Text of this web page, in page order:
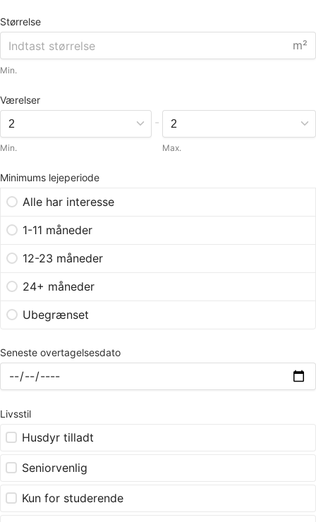
Størrelse
m²
Min.
Værelser
Min.
-
Max.
Minimums lejeperiode
Alle har interesse
1-11 måneder
12-23 måneder
24+ måneder
Ubegrænset
Seneste overtagelsesdato
Livsstil
Husdyr tilladt
Seniorvenlig
Kun for studerende